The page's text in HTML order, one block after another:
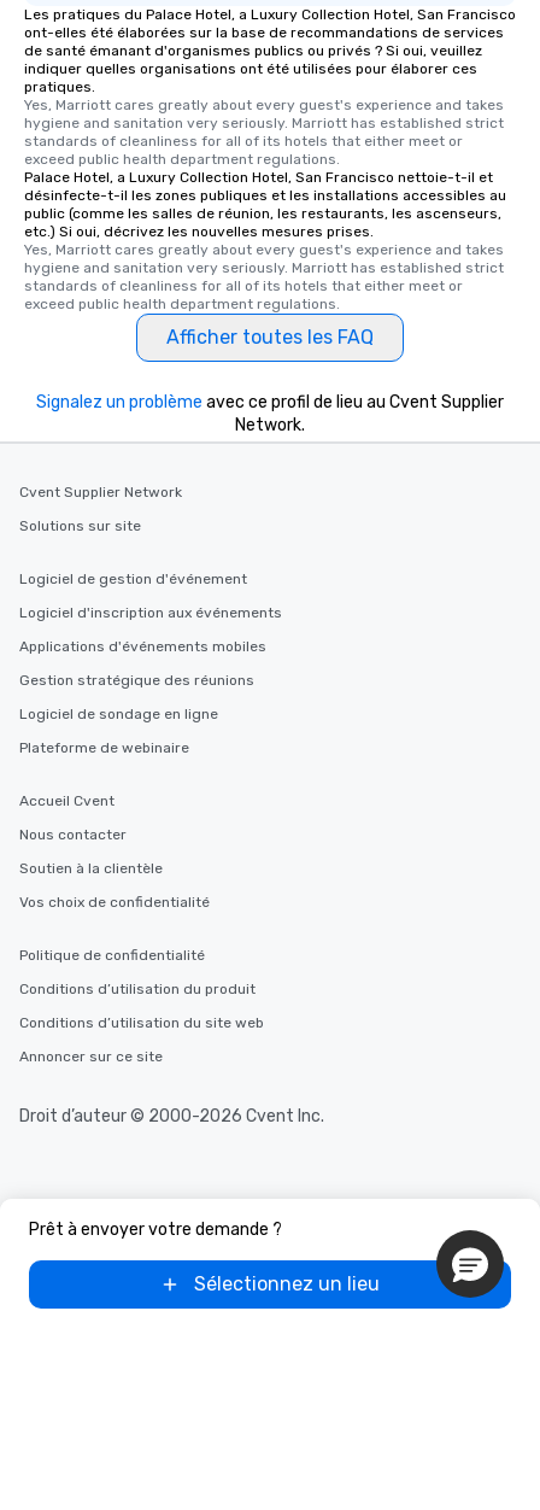
at a typical corporate
a way to try some of
in the city and dive
selected dishes are
high standards to
from Day to Night
group experience,
business hours or
after work, we can
you to provide
You Like Along with
Tours also provides a
durations. Our
Les pratiques du Palace Hotel, a Luxury Collection Hotel, San Francisco
ont-elles été élaborées sur la base de recommandations de services
de santé émanant d'organismes publics ou privés ? Si oui, veuillez
indiquer quelles organisations ont été utilisées pour élaborer ces
pratiques.
Yes, Marriott cares greatly about every guest's experience and takes
hygiene and sanitation very seriously. Marriott has established strict
standards of cleanliness for all of its hotels that either meet or
exceed public health department regulations.
Palace Hotel, a Luxury Collection Hotel, San Francisco nettoie-t-il et
désinfecte-t-il les zones publiques et les installations accessibles au
public (comme les salles de réunion, les restaurants, les ascenseurs,
etc.) Si oui, décrivez les nouvelles mesures prises.
Yes, Marriott cares greatly about every guest's experience and takes
hygiene and sanitation very seriously. Marriott has established strict
standards of cleanliness for all of its hotels that either meet or
exceed public health department regulations.
Afficher toutes les FAQ
Prêt à envoyer votre demande ?
Sélectionnez un lieu
Signalez un problème avec ce profil de lieu au Cvent Supplier
Network.
Cvent Supplier Network
Solutions sur site
Logiciel de gestion d'événement
Logiciel d'inscription aux événements
Applications d'événements mobiles
Gestion stratégique des réunions
Logiciel de sondage en ligne
Plateforme de webinaire
Accueil Cvent
Nous contacter
Soutien à la clientèle
Vos choix de confidentialité
Politique de confidentialité
Conditions d’utilisation du produit
Conditions d’utilisation du site web
Annoncer sur ce site
Droit d’auteur © 2000-2026 Cvent Inc.